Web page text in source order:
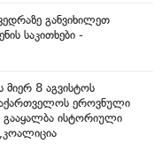
განვიხილეთ
საკითხები -
მიერ 8 აგვისტოს
ეროვნული
გააყალბა ისტორიული